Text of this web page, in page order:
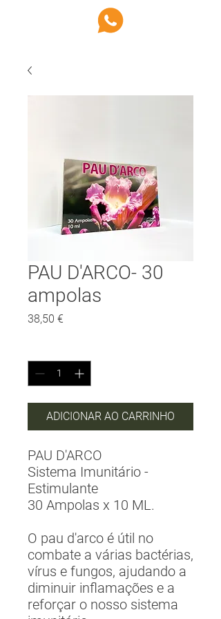
PAU D'ARCO- 30
ampolas
38,50 €
ADICIONAR AO CARRINHO
PAU D'ARCO
Sistema Imunitário -
Estimulante
30 Ampolas x 10 ML.
O pau d'arco é útil no
combate a várias bactérias,
vírus e fungos, ajudando a
diminuir inflamações e a
reforçar o nosso sistema